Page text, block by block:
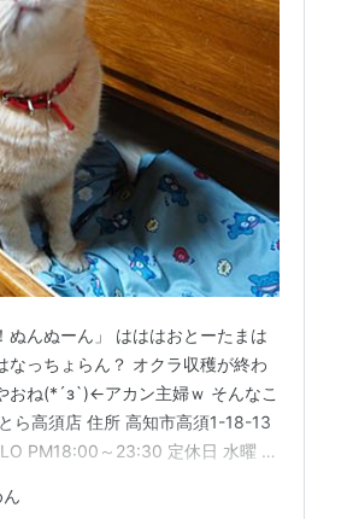
ぬんぬーん」 はははおとーたまは
なっちょらん？ オクラ収穫が終わ
おね(*´з`)←アカン主婦ｗ そんなこ
ら高須店 住所 高知市高須1-18-13
PM18:00～23:30 定休日 水曜 地
今年もこの1…